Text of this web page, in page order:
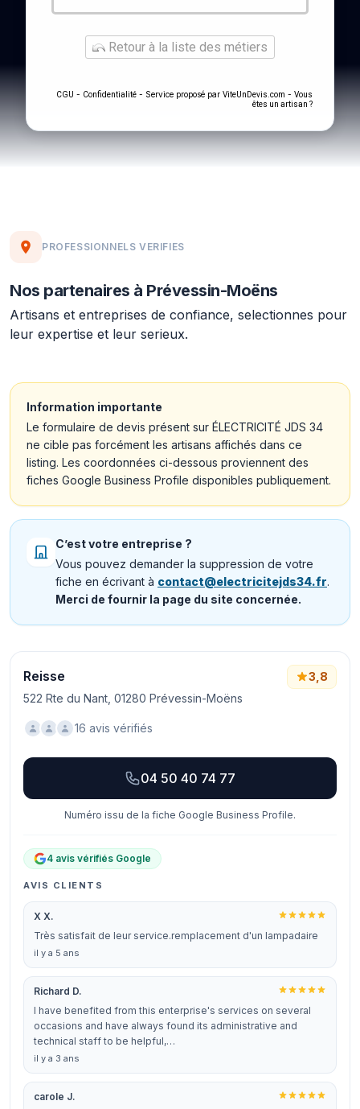
Retour à la liste des métiers
CGU - Confidentialité - Service proposé par ViteUnDevis.com - Vous
êtes un artisan ?
PROFESSIONNELS VERIFIES
Nos partenaires à Prévessin-Moëns
Artisans et entreprises de confiance, selectionnes pour
leur expertise et leur serieux.
Information importante
Le formulaire de devis présent sur ÉLECTRICITÉ JDS 34
ne cible pas forcément les artisans affichés dans ce
listing. Les coordonnées ci-dessous proviennent des
fiches Google Business Profile disponibles publiquement.
C’est votre entreprise ?
Vous pouvez demander la suppression de votre
fiche en écrivant à contact@electricitejds34.fr.
Merci de fournir la page du site concernée.
Reisse
522 Rte du Nant, 01280 Prévessin-Moëns
3,8
16 avis vérifiés
04 50 40 74 77
Numéro issu de la fiche Google Business Profile.
4 avis vérifiés Google
AVIS CLIENTS
X X.
Très satisfait de leur service.remplacement d'un lampadaire
il y a 5 ans
Richard D.
I have benefited from this enterprise's services on several
occasions and have always found its administrative and
technical staff to be helpful,…
il y a 3 ans
carole J.